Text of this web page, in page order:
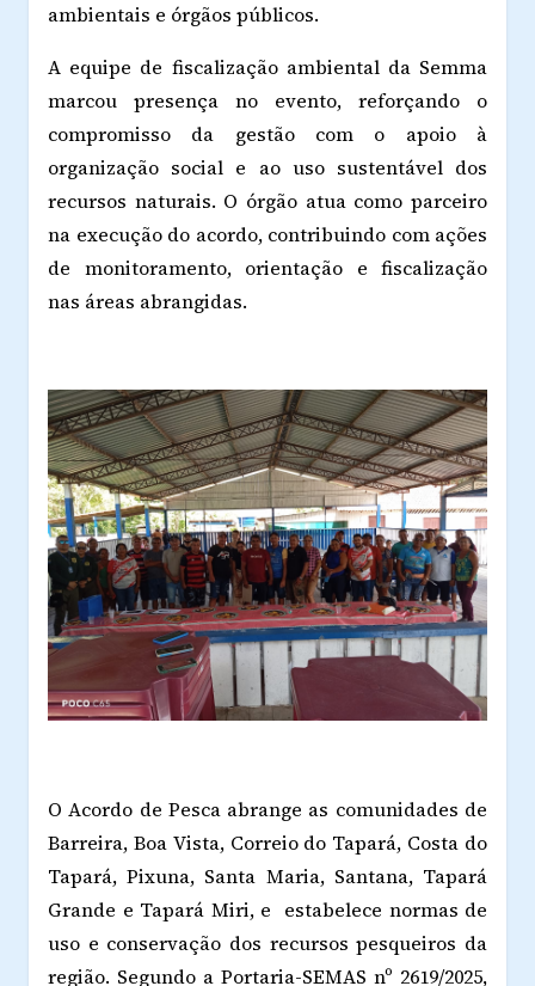
ambientais e órgãos públicos.
A equipe de fiscalização ambiental da Semma
marcou presença no evento, reforçando o
compromisso da gestão com o apoio à
organização social e ao uso sustentável dos
recursos naturais. O órgão atua como parceiro
na execução do acordo, contribuindo com ações
de monitoramento, orientação e fiscalização
nas áreas abrangidas.
O Acordo de Pesca abrange as comunidades de
Barreira, Boa Vista, Correio do Tapará, Costa do
Tapará, Pixuna, Santa Maria, Santana, Tapará
Grande e Tapará Miri, e estabelece normas de
uso e conservação dos recursos pesqueiros da
região. Segundo a Portaria-SEMAS nº 2619/2025,